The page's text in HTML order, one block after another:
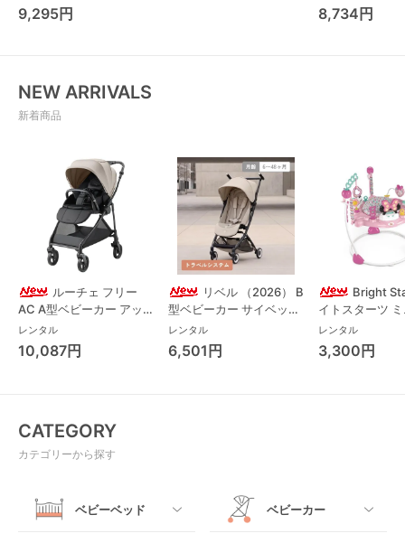
9,295円
コンビ(Combi)
チェア・ベビー
8,734円
NEW ARRIVALS
新着商品
ルーチェ フリー
AC A型ベビーカー アッ
プリカ(Aprica) A型ベビ
ーカー アップリカ
(Aprica)
レンタル
10,087円
リベル （2026） B
型ベビーカー サイベック
ス(cybex)
レンタル
6,501円
Bright
イトスターツ
ス フォーエバ
レンド ジャン
パルー キッズ
レンタル
3,300円
CATEGORY
カテゴリーから探す
ベビーベッド ベビーカー